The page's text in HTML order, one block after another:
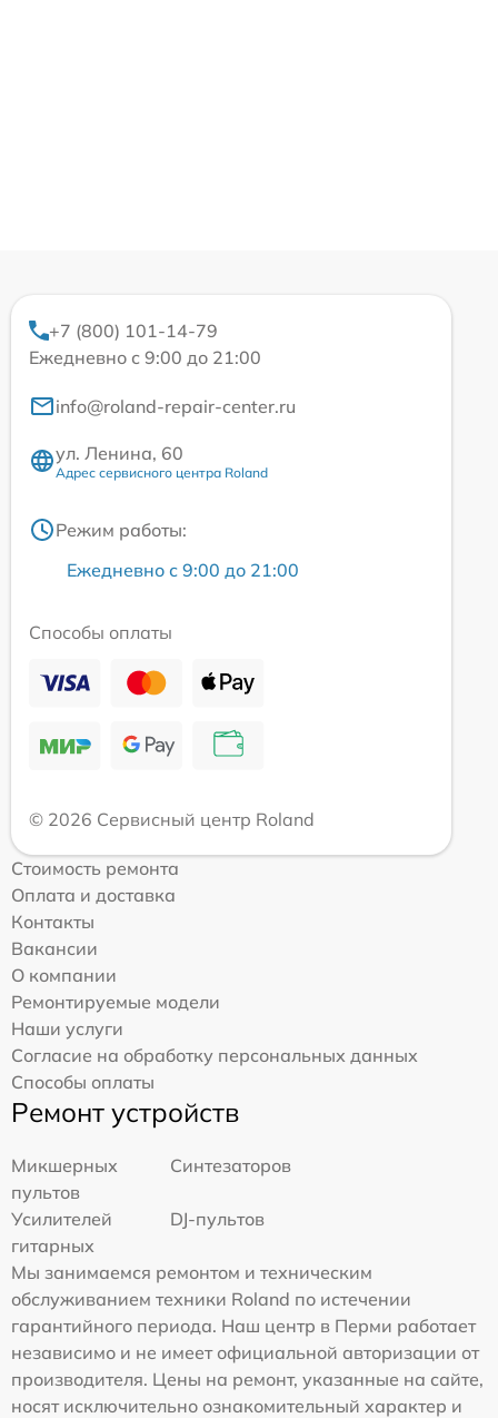
+7 (800) 101-14-79
Ежедневно с 9:00 до 21:00
info@roland-repair-center.ru
ул. Ленина, 60
Адрес сервисного центра Roland
Режим работы:
Ежедневно с 9:00 до 21:00
Способы оплаты
© 2026 Сервисный центр Roland
Стоимость ремонта
Оплата и доставка
Контакты
Вакансии
О компании
Ремонтируемые модели
Наши услуги
Согласие на обработку персональных данных
Способы оплаты
Ремонт устройств
Микшерных
пультов
Синтезаторов
Усилителей
гитарных
DJ-пультов
Мы занимаемся ремонтом и техническим
обслуживанием техники Roland по истечении
гарантийного периода. Наш центр в Перми работает
независимо и не имеет официальной авторизации от
производителя. Цены на ремонт, указанные на сайте,
носят исключительно ознакомительный характер и